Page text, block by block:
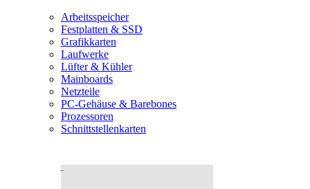
Arbeitsspeicher
Festplatten & SSD
Grafikkarten
Laufwerke
Lüfter & Kühler
Mainboards
Netzteile
PC-Gehäuse & Barebones
Prozessoren
Schnittstellenkarten